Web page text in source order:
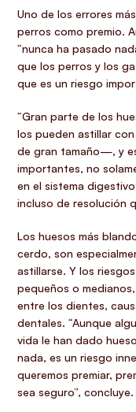
Uno de los errores
perros como premio.
“nunca ha pasado
que los perros y los
que es un riesgo
“Gran parte de los
los pueden astillar
de gran tamaño—, y
importantes, no
en el sistema
incluso de resolución
Los huesos más
cerdo, son
astillarse. Y los
pequeños o
entre los dientes,
dentales. “Aunque
vida le han dado
nada, es un riesgo
queremos premiar,
sea seguro”, concluye.